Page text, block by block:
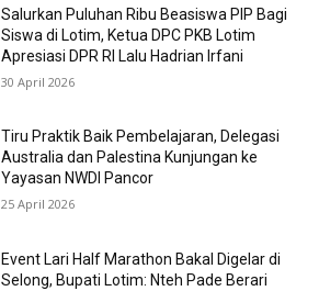
Salurkan Puluhan Ribu Beasiswa PIP Bagi
Siswa di Lotim, Ketua DPC PKB Lotim
Apresiasi DPR RI Lalu Hadrian Irfani
30 April 2026
Tiru Praktik Baik Pembelajaran, Delegasi
Australia dan Palestina Kunjungan ke
Yayasan NWDI Pancor
25 April 2026
Event Lari Half Marathon Bakal Digelar di
Selong, Bupati Lotim: Nteh Pade Berari